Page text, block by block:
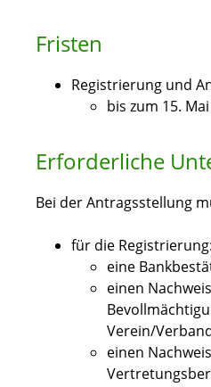
Fristen
Registrierung und
bis zum 15. Mai
Erforderliche
Bei der Antragsstellung
für die Registrierung:
eine
einen
Verein/
einen